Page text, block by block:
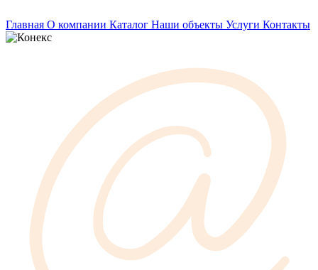
Главная О компании Каталог Наши объекты Услуги Контакты